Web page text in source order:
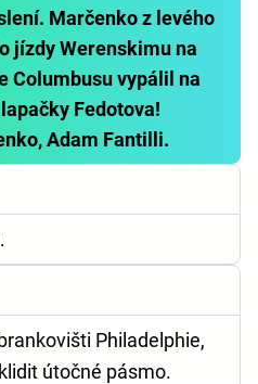
Marčenko z levého
jízdy Werenskimu na
Columbusu vypálil na
Fedotova!
Adam Fantilli.
Philadelphie,
útočné pásmo.